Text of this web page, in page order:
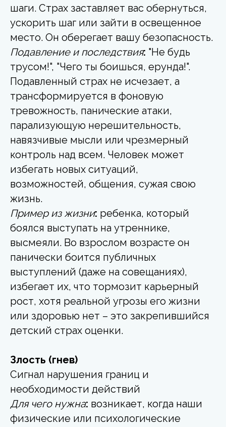
шаги. Страх заставляет вас обернуться,
ускорить шаг или зайти в освещенное
место. Он оберегает вашу безопасность.
Подавление и последствия: "Не будь
трусом!", "Чего ты боишься, ерунда!".
Подавленный страх не исчезает, а
трансформируется в фоновую
тревожность, панические атаки,
парализующую нерешительность,
навязчивые мысли или чрезмерный
контроль над всем. Человек может
избегать новых ситуаций,
возможностей, общения, сужая свою
жизнь.
Пример из жизни: ребенка, который
боялся выступать на утреннике,
высмеяли. Во взрослом возрасте он
панически боится публичных
выступлений (даже на совещаниях),
избегает их, что тормозит карьерный
рост, хотя реальной угрозы его жизни
или здоровью нет – это закрепившийся
детский страх оценки.
Злость (гнев)
Сигнал нарушения границ и
необходимости действий
Для чего нужна: возникает, когда наши
физические или психологические